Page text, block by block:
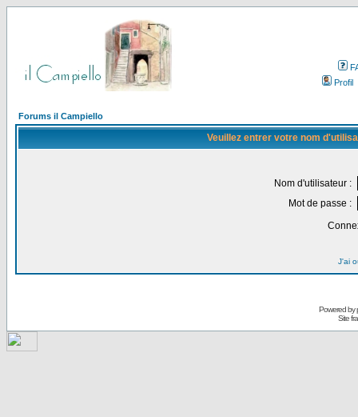
Profil
Forums il Campiello
Veuillez entrer votre nom
Nom d'utilisateur :
Mot de passe :
J'ai
Powered by
Site